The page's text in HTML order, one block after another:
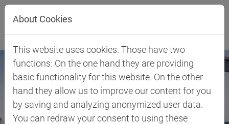
Jump directly to main navigation
Jump directly to content
About Cookies
This website uses cookies. Those have two
functions: On the one hand they are providing
basic functionality for this website. On the other
hand they allow us to improve our content for you
by saving and analyzing anonymized user data.
You can redraw your consent to using these